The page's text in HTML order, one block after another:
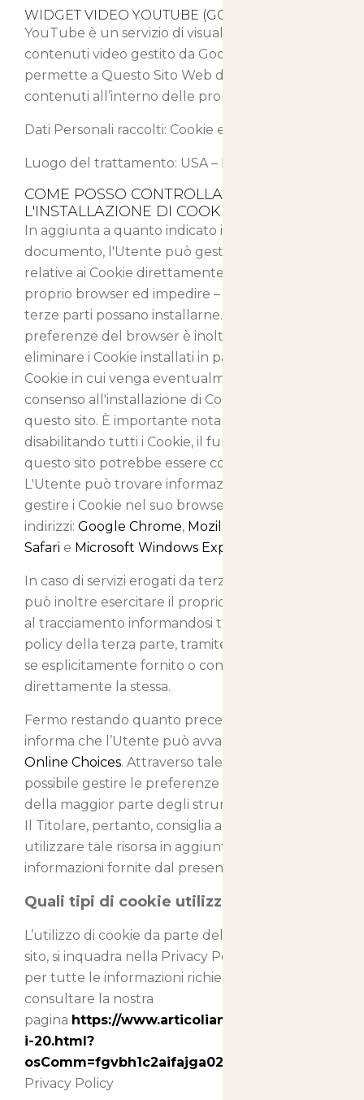
WIDGET VIDEO YOUTUBE (GOOGLE INC.)
YouTube è un servizio di visualizzazione di
contenuti video gestito da Google Inc. che
permette a Questo Sito Web di integrare tali
contenuti all’interno delle proprie pagine.
Dati Personali raccolti: Cookie e Dati di Utilizzo.
Luogo del trattamento: USA – Privacy Policy
COME POSSO CONTROLLARE
L'INSTALLAZIONE DI COOKIE?
In aggiunta a quanto indicato in questo
documento, l'Utente può gestire le preferenze
relative ai Cookie direttamente all'interno del
proprio browser ed impedire – ad esempio – che
terze parti possano installarne. Tramite le
preferenze del browser è inoltre possibile
eliminare i Cookie installati in passato, incluso il
Cookie in cui venga eventualmente salvato il
consenso all'installazione di Cookie da parte di
questo sito. È importante notare che
disabilitando tutti i Cookie, il funzionamento di
questo sito potrebbe essere compromesso.
L'Utente può trovare informazioni su come
gestire i Cookie nel suo browser ai seguenti
indirizzi: Google Chrome, Mozilla Firefox
Safari e Microsoft Windows Explorer
In caso di servizi erogati da terze parti, l'Utente
può inoltre esercitare il proprio diritto ad opporsi
al tracciamento informandosi tramite la privacy
policy della terza parte, tramite il link di opt out
se esplicitamente fornito o contattando
direttamente la stessa.
Fermo restando quanto precede, il Titolare
informa che l’Utente può avvalersi di
Online Choices. Attraverso tale servizio è
possibile gestire le preferenze di tracciamento
della maggior parte degli strumenti pubblicitari.
Il Titolare, pertanto, consiglia agli Utenti di
utilizzare tale risorsa in aggiunta alle
informazioni fornite dal presente documento.
Quali tipi di cookie utilizziamo
L’utilizzo di cookie da parte del titolare di questo
sito, si inquadra nella Privacy Policy dello stesso;
per tutte le informazioni richieste potete
consultare la nostra
pagina https://www.articolianimali.net/cookies-
i-20.html?
osComm=fgvbh1c2aifajga02n9uhs5om2
Privacy Policy